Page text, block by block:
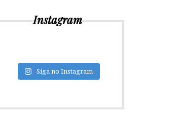
Instagram
Siga no Instagram